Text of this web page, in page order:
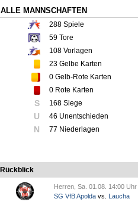
ALLE MANNSCHAFTEN
288 Spiele
59 Tore
108 Vorlagen
23 Gelbe Karten
0 Gelb-Rote Karten
0 Rote Karten
S 168 Siege
U 46 Unentschieden
N 77 Niederlagen
Rückblick
Herren, Sa. 01.08. 14:00 Uhr
SG VfB Apolda vs. Laucha